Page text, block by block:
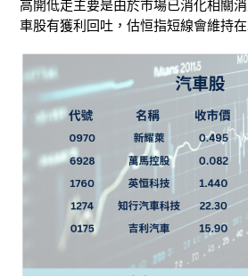
高開低走主要是由於市場已消化相關
車股有獲利回吐，估恒指短線會維持在